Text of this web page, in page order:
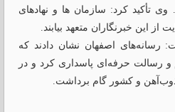
وی تأکید کرد: سازمان ها و نهادهای
از این خبرنگاران متعهد بیابند.
رسانه‌های اصفهان نشان دادند که
رسالت حرفه‌ای پاسداری کرد و در
ذوب‌آهن و کشور گام برداشت.